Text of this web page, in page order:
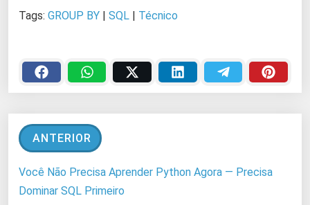
Tags: GROUP BY | SQL | Técnico
ANTERIOR
Você Não Precisa Aprender Python Agora — Precisa
Dominar SQL Primeiro